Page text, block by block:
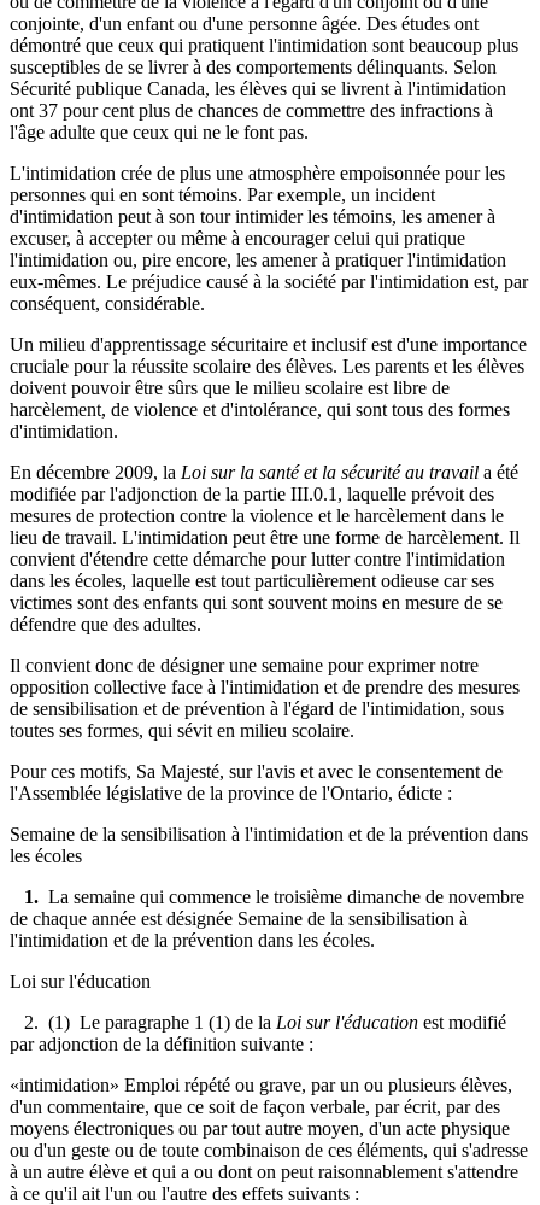
conjointe, d'un enfant ou d'une personne âgée. Des études ont
démontré que ceux qui pratiquent l'intimidation sont beaucoup plus
susceptibles de se livrer à des comportements délinquants. Selon
Sécurité publique Canada, les élèves qui se livrent à l'intimidation
ont 37 pour cent plus de chances de commettre des infractions à
l'âge adulte que ceux qui ne le font pas.
L'intimidation crée de plus une atmosphère empoisonnée pour les
personnes qui en sont témoins. Par exemple, un incident
d'intimidation peut à son tour intimider les témoins, les amener à
excuser, à accepter ou même à encourager celui qui pratique
l'intimidation ou, pire encore, les amener à pratiquer l'intimidation
eux-mêmes. Le préjudice causé à la société par l'intimidation est, par
conséquent, considérable.
Un milieu d'apprentissage sécuritaire et inclusif est d'une importance
cruciale pour la réussite scolaire des élèves. Les parents et les élèves
doivent pouvoir être sûrs que le milieu scolaire est libre de
harcèlement, de violence et d'intolérance, qui sont tous des formes
d'intimidation.
En décembre 2009, la Loi sur la santé et la sécurité au travail a été
modifiée par l'adjonction de la partie III.0.1, laquelle prévoit des
mesures de protection contre la violence et le harcèlement dans le
lieu de travail. L'intimidation peut être une forme de harcèlement. Il
convient d'étendre cette démarche pour lutter contre l'intimidation
dans les écoles, laquelle est tout particulièrement odieuse car ses
victimes sont des enfants qui sont souvent moins en mesure de se
défendre que des adultes.
Il convient donc de désigner une semaine pour exprimer notre
opposition collective face à l'intimidation et de prendre des mesures
de sensibilisation et de prévention à l'égard de l'intimidation, sous
toutes ses formes, qui sévit en milieu scolaire.
Pour ces motifs, Sa Majesté, sur l'avis et avec le consentement de
l'Assemblée législative de la province de l'Ontario, édicte :
Semaine de la sensibilisation à l'intimidation et de la prévention dans
les écoles
1. La semaine qui commence le troisième dimanche de novembre
de chaque année est désignée Semaine de la sensibilisation à
l'intimidation et de la prévention dans les écoles.
Loi sur l'éducation
2. (1) Le paragraphe 1 (1) de la Loi sur l'éducation est modifié
par adjonction de la définition suivante :
«intimidation» Emploi répété ou grave, par un ou plusieurs élèves,
d'un commentaire, que ce soit de façon verbale, par écrit, par des
moyens électroniques ou par tout autre moyen, d'un acte physique
ou d'un geste ou de toute combinaison de ces éléments, qui s'adresse
à un autre élève et qui a ou dont on peut raisonnablement s'attendre
à ce qu'il ait l'un ou l'autre des effets suivants :